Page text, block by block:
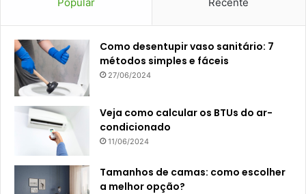
Como desentupir vaso sanitário: 7
métodos simples e fáceis
27/06/2024
Veja como calcular os BTUs do ar-
condicionado
11/06/2024
Tamanhos de camas: como escolher
a melhor opção?